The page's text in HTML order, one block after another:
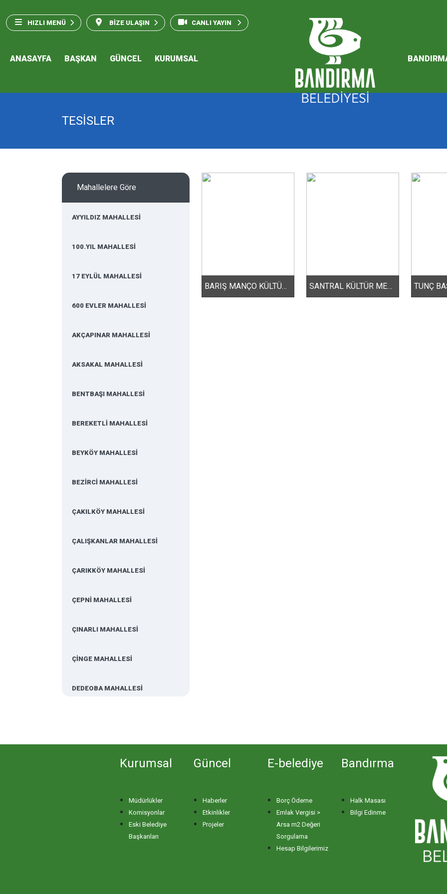
HIZLI MENÜ BİZE ULAŞIN CANLI YAYIN
ANASAYFA BAŞKAN GÜNCEL KURUMSAL
2026 Performans
TESİSLER
Mahallelere Göre
AYYILDIZ MAHALLESİ
100.YIL MAHALLESİ
17 EYLÜL MAHALLESİ
600 EVLER MAHALLESİ
AKÇAPINAR MAHALLESİ
AKSAKAL MAHALLESİ
BENTBAŞI MAHALLESİ
BEREKETLİ MAHALLESİ
BEYKÖY MAHALLESİ
BEZİRCİ MAHALLESİ
ÇAKILKÖY MAHALLESİ
ÇALIŞKANLAR MAHALLESİ
ÇARIKKÖY MAHALLESİ
ÇEPNİ MAHALLESİ
ÇINARLI MAHALLESİ
ÇİNGE MAHALLESİ
DEDEOBA MAHALLESİ
DUTLİMAN MAHALLESİ
BARIŞ MANÇO KÜLTÜR MERKEZİ SANTRAL KÜLTÜR MERKEZİ
Kurumsal
Müdürlükler
Komisyonlar
Eski Belediye
Başkanları
Güncel
Haberler
Etkinlikler
Projeler
E-belediye
Borç Ödeme
Emlak Vergisi >
Arsa m2 Değeri
Sorgulama
Hesap Bilgilerimiz
Bandırma
Halk Masası
Bilgi Edinme